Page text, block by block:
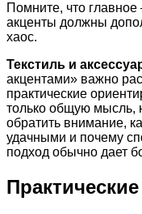
Помните, что
акценты должны
хаос.
Текстиль и
акцентами» важно
практические
только общую мысль,
обратить внимание,
удачными и почему
подход обычно дает